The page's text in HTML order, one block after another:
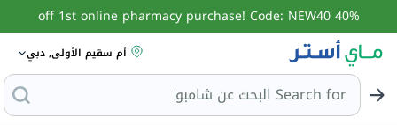
40% off 1st online pharmacy purchase! Code: NEW40
أم سقيم الأولى, دبي
Search for البحث عن شامبو